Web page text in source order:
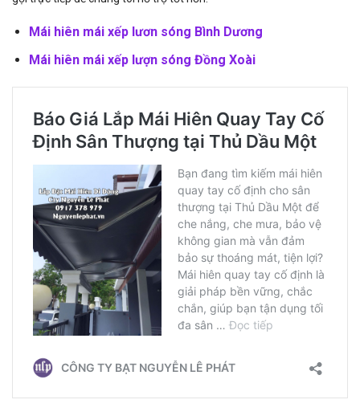
Mái hiên mái xếp lươn sóng Bình Dương
Mái hiên mái xếp lượn sóng Đồng Xoài